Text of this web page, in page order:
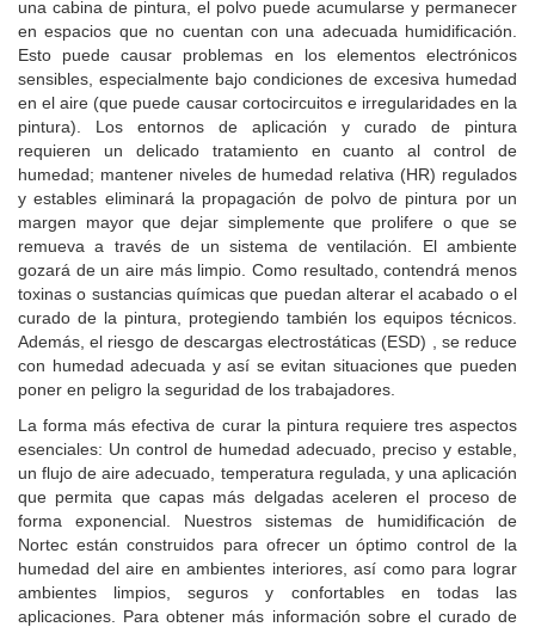
una cabina de pintura, el polvo puede acumularse y permanecer
en espacios que no cuentan con una adecuada humidificación.
Esto puede causar problemas en los elementos electrónicos
sensibles, especialmente bajo condiciones de excesiva humedad
en el aire (que puede causar cortocircuitos e irregularidades en la
pintura). Los entornos de aplicación y curado de pintura
requieren un delicado tratamiento en cuanto al control de
humedad; mantener niveles de humedad relativa (HR) regulados
y estables eliminará la propagación de polvo de pintura por un
margen mayor que dejar simplemente que prolifere o que se
remueva a través de un sistema de ventilación. El ambiente
gozará de un aire más limpio. Como resultado, contendrá menos
toxinas o sustancias químicas que puedan alterar el acabado o el
curado de la pintura, protegiendo también los equipos técnicos.
Además, el riesgo de descargas electrostáticas (ESD) , se reduce
con humedad adecuada y así se evitan situaciones que pueden
poner en peligro la seguridad de los trabajadores.
La forma más efectiva de curar la pintura requiere tres aspectos
esenciales: Un control de humedad adecuado, preciso y estable,
un flujo de aire adecuado, temperatura regulada, y una aplicación
que permita que capas más delgadas aceleren el proceso de
forma exponencial. Nuestros sistemas de humidificación de
Nortec están construidos para ofrecer un óptimo control de la
humedad del aire en ambientes interiores, así como para lograr
ambientes limpios, seguros y confortables en todas las
aplicaciones. Para obtener más información sobre el curado de